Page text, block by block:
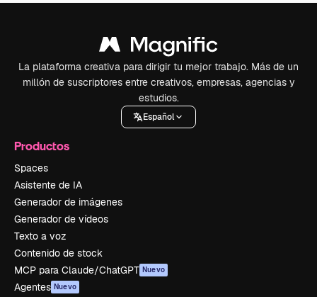
La plataforma creativa para dirigir tu mejor trabajo. Más de un
millón de suscriptores entre creativos, empresas, agencias y
estudios.
Español
Productos
Spaces
Asistente de IA
Generador de imágenes
Generador de vídeos
Texto a voz
Contenido de stock
MCP para Claude/ChatGPT Nuevo
Agentes Nuevo